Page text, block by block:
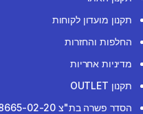
תקנון מועדון לקוחות
החלפות והחזרות
מדיניות אחריות
תקנון OUTLET
הסדר פשרה בת"צ 18665-02-20